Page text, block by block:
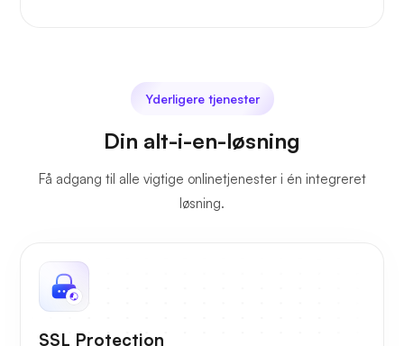
Yderligere tjenester
Din alt-i-en-løsning
Få adgang til alle vigtige onlinetjenester i én integreret
løsning.
SSL Protection